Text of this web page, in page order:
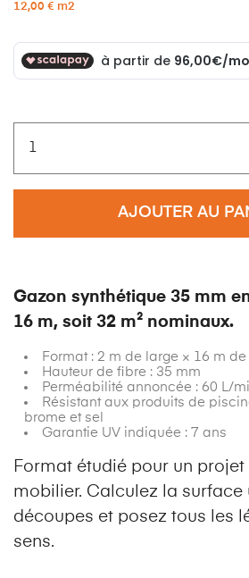
12,00 € m2
AJOUTER AU
Gazon synthétique 35 mm
16 m, soit 32 m² nominaux.
Format : 2 m de large × 16 m
Hauteur de fibre : 35 mm
Perméabilité annoncée : 60 L/
Résistant aux produits de
brome et sel
Garantie UV indiquée : 7 ans
Format étudié pour un
mobilier. Calculez la surface
découpes et posez tous les
sens.